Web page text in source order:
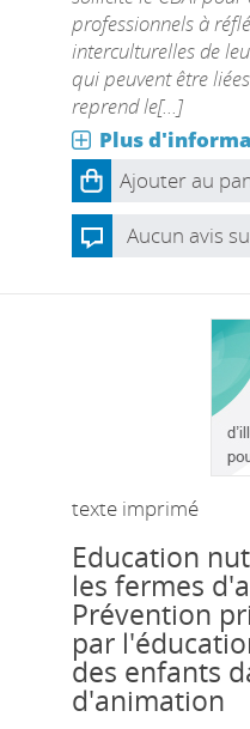
professionnels à
interculturelles de
qui peuvent être
reprend le[...]
Plus
Ajouter au
Aucun avis
texte imprimé
Education
les fermes
Prévention
par
des enfants
d'animation